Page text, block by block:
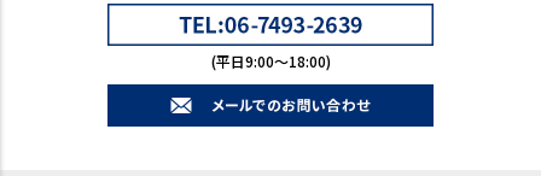
(平日9:00～18:00)